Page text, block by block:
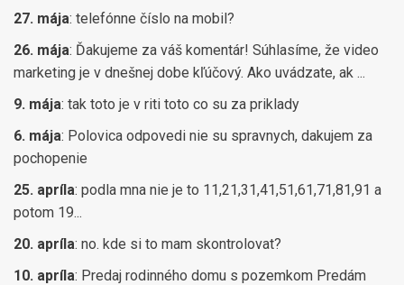
27. mája: telefónne číslo na mobil?
26. mája: Ďakujeme za váš komentár! Súhlasíme, že video
marketing je v dnešnej dobe kľúčový. Ako uvádzate, ak ...
9. mája: tak toto je v riti toto co su za priklady
6. mája: Polovica odpovedi nie su spravnych, dakujem za
pochopenie
25. apríla: podla mna nie je to 11,21,31,41,51,61,71,81,91 a
potom 19...
20. apríla: no. kde si to mam skontrolovat?
10. apríla: Predaj rodinného domu s pozemkom Predám